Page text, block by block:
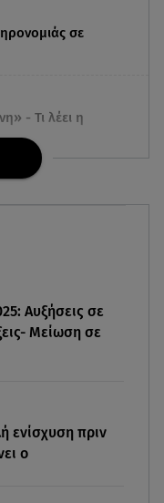
σε
- Τι λέει η
ήταν το
μετά την
άνεμοι - Υψηλός
Αυξήσεις σε
Μείωση σε
ενίσχυση πριν
ο